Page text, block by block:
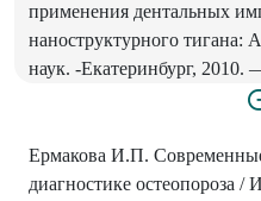
применения дентальных
наноструктурного тигана:
наук. -Екатеринбург, 2010.
Ермакова И.П.
диагностике остеопороза